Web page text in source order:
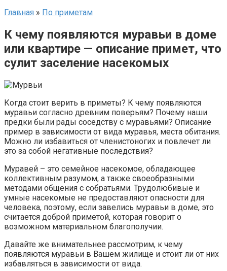
Главная » По приметам
К чему появляются муравьи в доме
или квартире — описание примет, что
сулит заселение насекомых
Когда стоит верить в приметы? К чему появляются
муравьи согласно древним поверьям? Почему наши
предки были рады соседству с муравьями? Описание
пример в зависимости от вида муравья, места обитания.
Можно ли избавиться от членистоногих и повлечет ли
это за собой негативные последствия?
Муравей – это семейное насекомое, обладающее
коллективным разумом, а также своеобразными
методами общения с собратьями. Трудолюбивые и
умные насекомые не предоставляют опасности для
человека, поэтому, если завелись муравьи в доме, это
считается доброй приметой, которая говорит о
возможном материальном благополучии.
Давайте же внимательнее рассмотрим, к чему
появляются муравьи в Вашем жилище и стоит ли от них
избавляться в зависимости от вида.